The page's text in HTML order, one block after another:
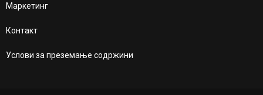
Маркетинг
Контакт
Услови за преземање содржини